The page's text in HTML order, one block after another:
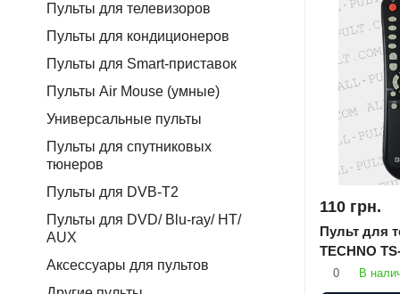
110 грн.
Пульт для
TECHNO
0 В
Пульты для телевизоров
Пульты для кондиционеров
Пульты для Smart-приставок
Пульты Air Mouse (умные)
Универсальные пульты
Пульты для спутниковых
тюнеров
Пульты для DVB-T2
Пульты для DVD/ Blu-ray/ HT/
AUX
Аксессуары для пультов